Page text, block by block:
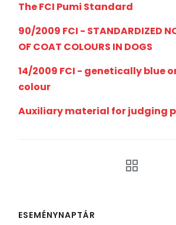
The FCI Pumi Standard
90/2009 FCI - STANDARDIZED
OF COAT COLOURS IN DOGS
14/2009 FCI - genetically blue
colour
Auxiliary material for judging
ESEMÉNYNAPTÁR